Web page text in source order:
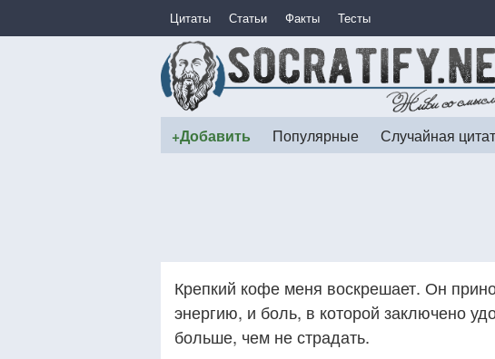
Цитаты Статьи Факты Тесты
+Добавить Популярные Случайная
Крепкий кофе меня воскрешает. Он
энергию, и боль, в которой заключено
больше, чем не страдать.